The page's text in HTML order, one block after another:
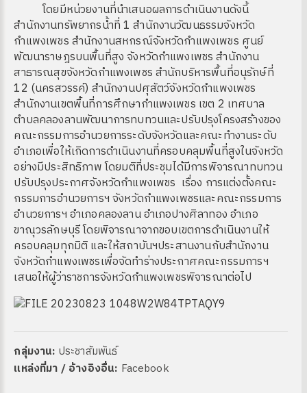
โดยมีหน่วยงานที่นำเสนอผลการดำเนินงานดังนี้
สำนักงานทรัพยากรน้ำที่ 1 สำนักงานวัฒนธรรมจังหวัด
กำแพงเพชร สำนักงานสหกรณ์จังหวัดกำแพงเพชร ศูนย์
พัฒนาราษฎรบนพื้นที่สูง จังหวัดกำแพงเพชร สำนักงาน
สาธารณสุขจังหวัดกำแพงเพชร สำนักบริหารพื้นที่อนุรักษ์ที่
12 (นครสวรรค์) สำนักงานปศุสัตว์จังหวัดกำแพงเพชร
สำนักงานเขตพื้นที่การศึกษากำแพงเพชร เขต 2 เทศบาล
ตำบลคลองลานพัฒนาการทบทวนและปรับปรุงโครงสร้างของ
คณะกรรมการอำนวยการระดับจังหวัดและคณะทำงานระดับ
อำเภอเพื่อให้เกิดการดำเนินงานที่ครอบคลุมพื้นที่สูงในจังหวัด
อย่างมีประสิทธิภาพ โดยมติที่ประชุมได้มีการพิจารณาทบทวน
ปรับปรุงประกาศจังหวัดกำแพงเพชร เรื่อง การแต่งตั้งคณะ
กรรมการอำนวยการฯ จังหวัดกำแพงเพชรและคณะกรรมการ
อำนวยการฯ อำเภอคลองลาน อำเภอปางศิลาทอง อำเภอ
ขาณุวรลักษบุรี โดยพิจารณาจากขอบเขตการดำเนินงานให้
ครอบคลุมทุกมิติ และให้สถาบันฯประสานงานกับสำนักงาน
จังหวัดกำแพงเพชรเพื่อจัดทำร่างประกาศคณะกรรมการฯ
เสนอให้ผู้ว่าราชการจังหวัดกำแพงเพชรพิจารณาต่อไป
กลุ่มงาน: ประชาสัมพันธ์
แหล่งที่มา / อ้างอิงอื่น: Facebook